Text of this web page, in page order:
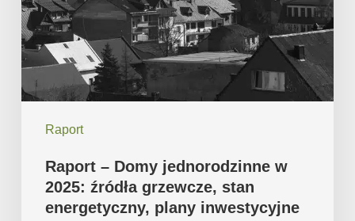
Raport
w
2025:
źródła
grzewcze,
stan
energetyczny,
inwestycyjne
Raport – Domy jednorodzinne w
2025: źródła grzewcze, stan
energetyczny, plany inwestycyjne